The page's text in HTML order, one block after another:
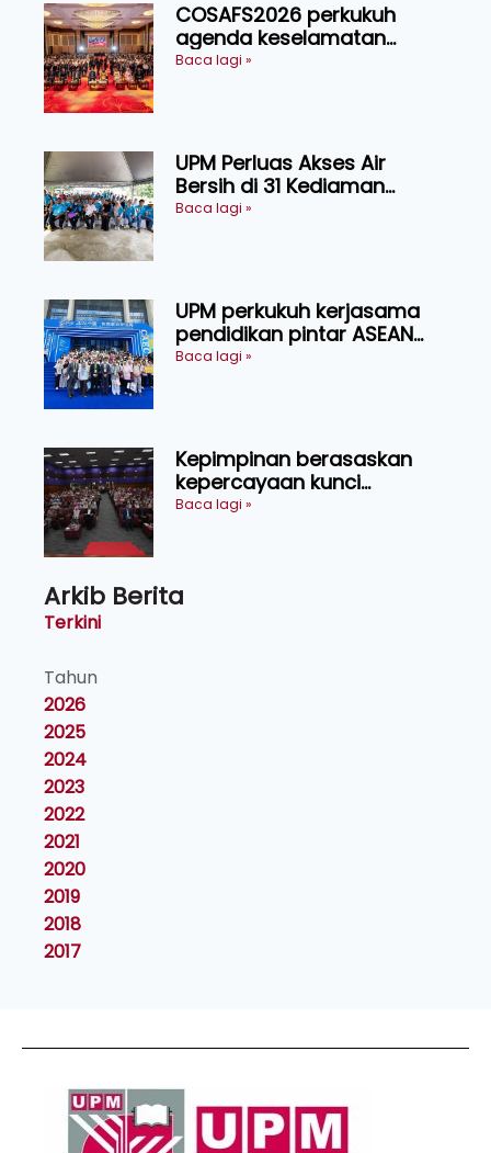
COSAFS2026 perkukuh
agenda keselamatan
makanan, AgriHub pacu
Baca lagi »
UPM Perluas Akses Air
Bersih di 31 Kediaman
Orang Asli Tasik Chini
Baca lagi »
UPM perkukuh kerjasama
pendidikan pintar ASEAN
menerusi lawatan rasmi ke
Baca lagi »
Kepimpinan berasaskan
kepercayaan kunci
kecemerlangan institusi -
Baca lagi »
Arkib Berita
Terkini
Tahun
2026
2025
2024
2023
2022
2021
2020
2019
2018
2017